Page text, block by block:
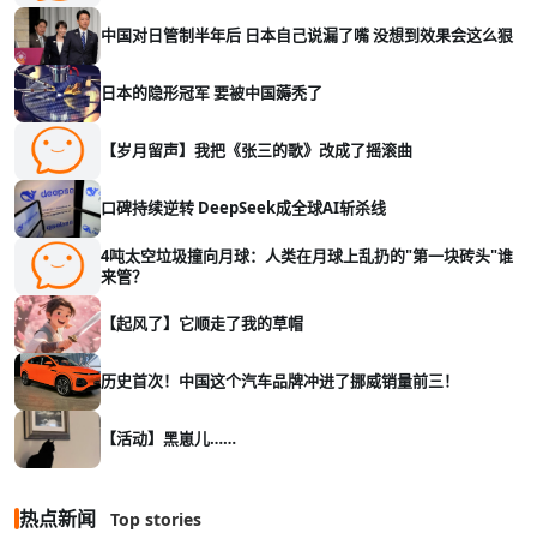
中国对日管制半年后 日本自己说漏了嘴 没想到效果会这么狠
日本的隐形冠军 要被中国薅秃了
【岁月留声】我把《张三的歌》改成了摇滚曲
口碑持续逆转 DeepSeek成全球AI斩杀线
4吨太空垃圾撞向月球：人类在月球上乱扔的"第一块砖头"谁
来管？
【起风了】它顺走了我的草帽
历史首次！中国这个汽车品牌冲进了挪威销量前三！
【活动】黑崽儿……
热点新闻 Top stories